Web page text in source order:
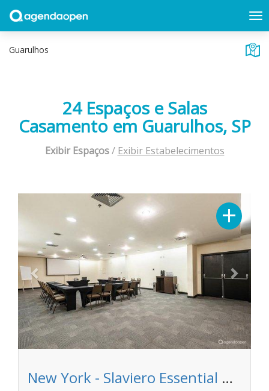
24 Espaços e Salas
Casamento em Guarulhos, SP
Exibir Espaços/ Exibir Estabelecimentos
+Next
New York - Slaviero Essential Guarulhos